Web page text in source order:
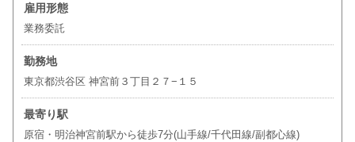
雇用形態
業務委託
勤務地
東京都渋谷区 神宮前３丁目２７−１５
最寄り駅
原宿・明治神宮前駅から徒歩7分(山手線/千代田線/副都心線)